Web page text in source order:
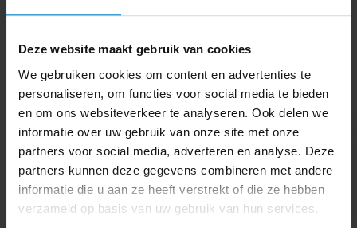
Deze website maakt gebruik van cookies
We gebruiken cookies om content en advertenties te
personaliseren, om functies voor social media te bieden
en om ons websiteverkeer te analyseren. Ook delen we
informatie over uw gebruik van onze site met onze
partners voor social media, adverteren en analyse. Deze
partners kunnen deze gegevens combineren met andere
informatie die u aan ze heeft verstrekt of die ze hebben
verzameld op basis van uw gebruik van hun services.
Tussenvoegsel
Achternaam*
E-mailadres*
Mobiele telefoonnummer